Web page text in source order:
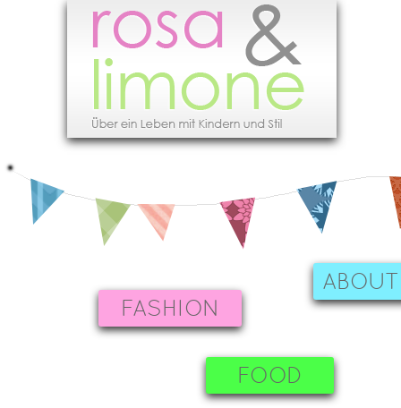
FASHION
FOOD